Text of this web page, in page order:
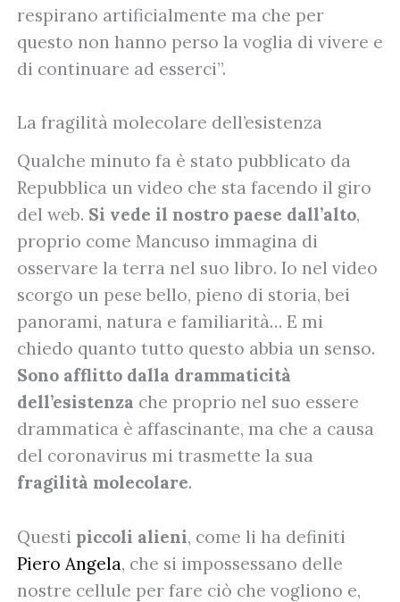
respirano artificialmente ma che per
questo non hanno perso la voglia di vivere e
di continuare ad esserci”.
La fragilità molecolare dell’esistenza
Qualche minuto fa è stato pubblicato da
Repubblica un video che sta facendo il giro
del web. Si vede il nostro paese dall’alto,
proprio come Mancuso immagina di
osservare la terra nel suo libro. Io nel video
scorgo un pese bello, pieno di storia, bei
panorami, natura e familiarità… E mi
chiedo quanto tutto questo abbia un senso.
Sono afflitto dalla drammaticità
dell’esistenza che proprio nel suo essere
drammatica è affascinante, ma che a causa
del coronavirus mi trasmette la sua
fragilità molecolare.
Questi piccoli alieni, come li ha definiti
Piero Angela, che si impossessano delle
nostre cellule per fare ciò che vogliono e,